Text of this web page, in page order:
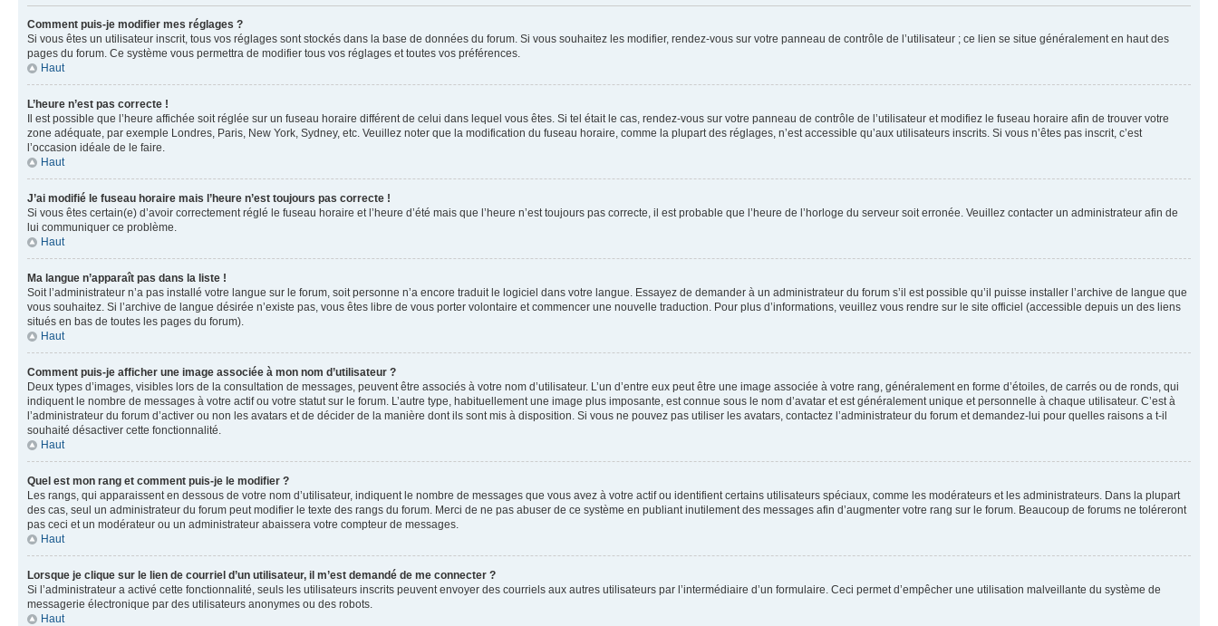
Comment puis-je modifier mes réglages ?
Si vous êtes un utilisateur inscrit, tous vos réglages sont stockés dans la base de données du forum. Si vous souhaitez les modifier, rendez-vous sur votre panneau de contrôle de l’utilisateur ; ce lien se situe généralement en haut des
pages du forum. Ce système vous permettra de modifier tous vos réglages et toutes vos préférences.
Haut
L’heure n’est pas correcte !
Il est possible que l’heure affichée soit réglée sur un fuseau horaire différent de celui dans lequel vous êtes. Si tel était le cas, rendez-vous sur votre panneau de contrôle de l’utilisateur et modifiez le fuseau horaire afin de trouver votre
zone adéquate, par exemple Londres, Paris, New York, Sydney, etc. Veuillez noter que la modification du fuseau horaire, comme la plupart des réglages, n’est accessible qu’aux utilisateurs inscrits. Si vous n’êtes pas inscrit, c’est
l’occasion idéale de le faire.
Haut
J’ai modifié le fuseau horaire mais l’heure n’est toujours pas correcte !
Si vous êtes certain(e) d’avoir correctement réglé le fuseau horaire et l’heure d’été mais que l’heure n’est toujours pas correcte, il est probable que l’heure de l’horloge du serveur soit erronée. Veuillez contacter un administrateur afin de
lui communiquer ce problème.
Haut
Ma langue n’apparaît pas dans la liste !
Soit l’administrateur n’a pas installé votre langue sur le forum, soit personne n’a encore traduit le logiciel dans votre langue. Essayez de demander à un administrateur du forum s’il est possible qu’il puisse installer l’archive de langue que
vous souhaitez. Si l’archive de langue désirée n’existe pas, vous êtes libre de vous porter volontaire et commencer une nouvelle traduction. Pour plus d’informations, veuillez vous rendre sur le site officiel (accessible depuis un des liens
situés en bas de toutes les pages du forum).
Haut
Comment puis-je afficher une image associée à mon nom d’utilisateur ?
Deux types d’images, visibles lors de la consultation de messages, peuvent être associés à votre nom d’utilisateur. L’un d’entre eux peut être une image associée à votre rang, généralement en forme d’étoiles, de carrés ou de ronds, qui
indiquent le nombre de messages à votre actif ou votre statut sur le forum. L’autre type, habituellement une image plus imposante, est connue sous le nom d’avatar et est généralement unique et personnelle à chaque utilisateur. C’est à
l’administrateur du forum d’activer ou non les avatars et de décider de la manière dont ils sont mis à disposition. Si vous ne pouvez pas utiliser les avatars, contactez l’administrateur du forum et demandez-lui pour quelles raisons a t-il
souhaité désactiver cette fonctionnalité.
Haut
Quel est mon rang et comment puis-je le modifier ?
Les rangs, qui apparaissent en dessous de votre nom d’utilisateur, indiquent le nombre de messages que vous avez à votre actif ou identifient certains utilisateurs spéciaux, comme les modérateurs et les administrateurs. Dans la plupart
des cas, seul un administrateur du forum peut modifier le texte des rangs du forum. Merci de ne pas abuser de ce système en publiant inutilement des messages afin d’augmenter votre rang sur le forum. Beaucoup de forums ne toléreront
pas ceci et un modérateur ou un administrateur abaissera votre compteur de messages.
Haut
Lorsque je clique sur le lien de courriel d’un utilisateur, il m’est demandé de me connecter ?
Si l’administrateur a activé cette fonctionnalité, seuls les utilisateurs inscrits peuvent envoyer des courriels aux autres utilisateurs par l’intermédiaire d’un formulaire. Ceci permet d’empêcher une utilisation malveillante du système de
messagerie électronique par des utilisateurs anonymes ou des robots.
Haut